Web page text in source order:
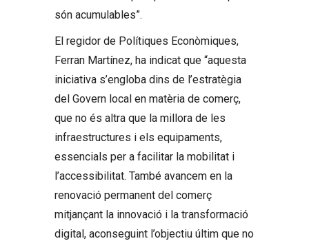
són acumulables”.
El regidor de Polítiques Econòmiques,
Ferran Martínez, ha indicat que “aquesta
iniciativa s’engloba dins de l’estratègia
del Govern local en matèria de comerç,
que no és altra que la millora de les
infraestructures i els equipaments,
essencials per a facilitar la mobilitat i
l’accessibilitat. També avancem en la
renovació permanent del comerç
mitjançant la innovació i la transformació
digital, aconseguint l’objectiu últim que no